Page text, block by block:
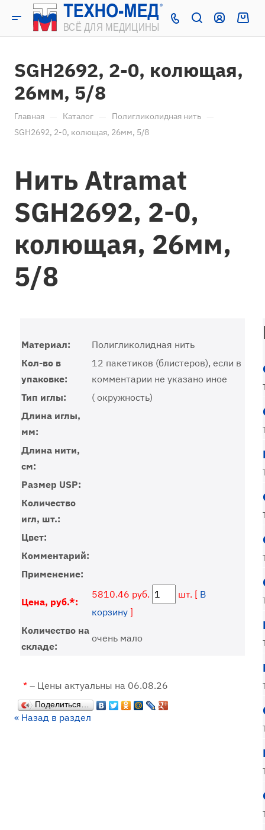
SGH2692, 2-0, колющая,
26мм, 5/8
Главная — Каталог — Полигликолидная нить —
SGH2692, 2-0, колющая, 26мм, 5/8
Нить Atramat
SGH2692, 2-0,
колющая, 26мм,
5/8
Материал:
Полигликолидная нить
Кол-во в
упаковке:
12 пакетиков (блистеров), если в
комментарии не указано иное
Тип иглы:
( окружность)
Длина иглы,
мм:
Длина нити,
см:
Размер USP:
Количество
игл, шт.:
Цвет:
Комментарий:
Применение:
Цена, руб.*:
5810.46 руб. шт. [ В
корзину ]
Количество на
складе:
очень мало
* – Цены актуальны на 06.08.26
Поделиться…
« Назад в раздел